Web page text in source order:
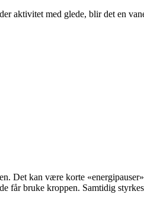
aktivitet med glede, blir det en
Det kan være korte
bruke kroppen. Samtidig